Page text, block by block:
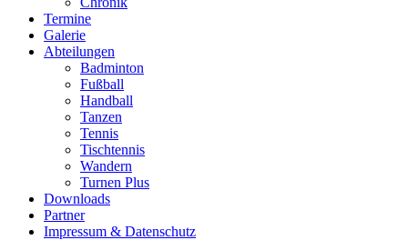
Termine
Galerie
Abteilungen
Badminton
Fußball
Handball
Tanzen
Tennis
Tischtennis
Wandern
Turnen Plus
Downloads
Partner
Impressum & Datenschutz